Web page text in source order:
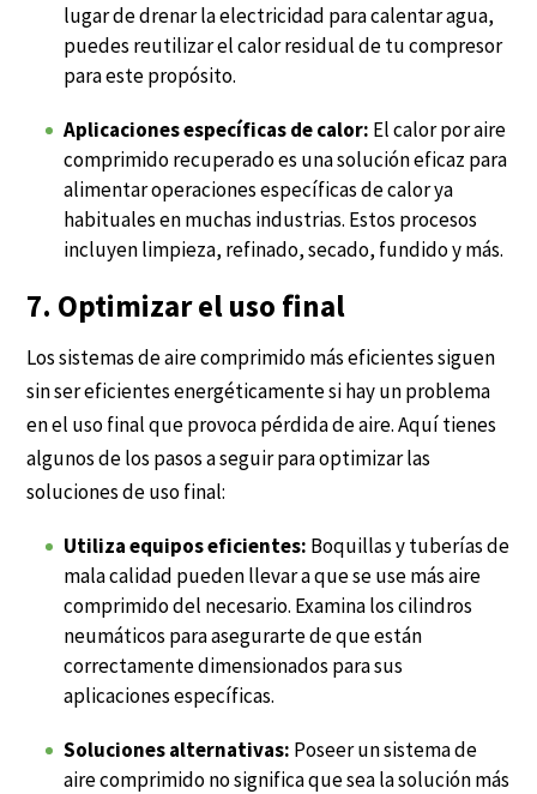
lugar de drenar la electricidad para calentar agua,
puedes reutilizar el calor residual de tu compresor
para este propósito.
Aplicaciones específicas de calor: El calor por aire
comprimido recuperado es una solución eficaz para
alimentar operaciones específicas de calor ya
habituales en muchas industrias. Estos procesos
incluyen limpieza, refinado, secado, fundido y más.
7. Optimizar el uso final
Los sistemas de aire comprimido más eficientes siguen
sin ser eficientes energéticamente si hay un problema
en el uso final que provoca pérdida de aire. Aquí tienes
algunos de los pasos a seguir para optimizar las
soluciones de uso final:
Utiliza equipos eficientes: Boquillas y tuberías de
mala calidad pueden llevar a que se use más aire
comprimido del necesario. Examina los cilindros
neumáticos para asegurarte de que están
correctamente dimensionados para sus
aplicaciones específicas.
Soluciones alternativas: Poseer un sistema de
aire comprimido no significa que sea la solución más